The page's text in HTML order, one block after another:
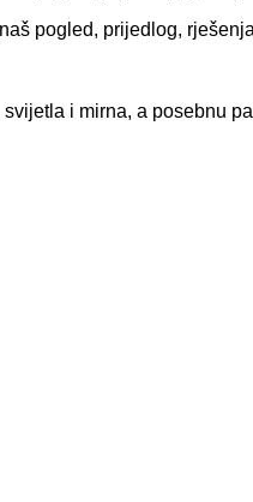
pogled, prijedlog,
i mirna, a posebnu